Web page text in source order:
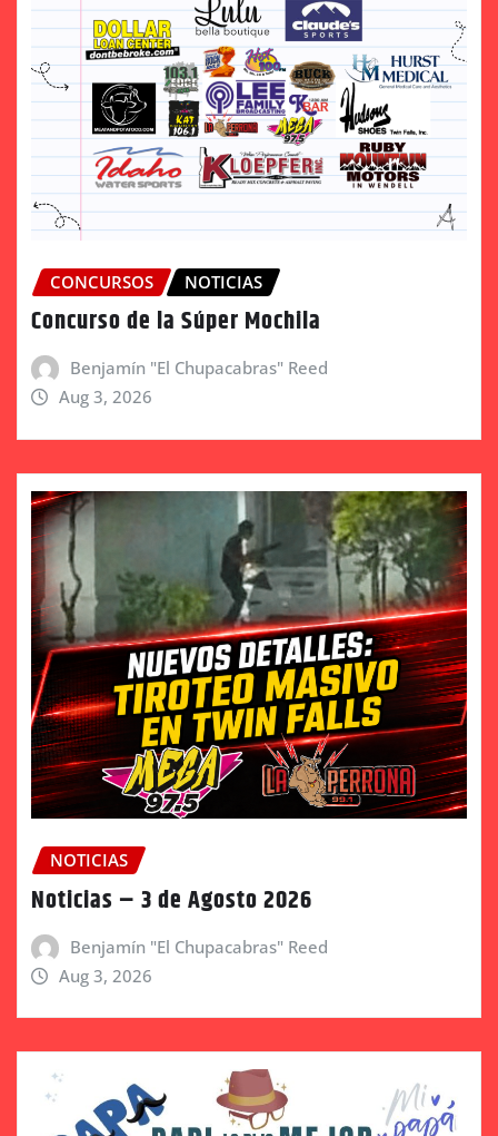
CONCURSOS NOTICIAS
Concurso de la Súper Mochila
Benjamín "El Chupacabras" Reed
Aug 3, 2026
NOTICIAS
Noticias – 3 de Agosto 2026
Benjamín "El Chupacabras" Reed
Aug 3, 2026